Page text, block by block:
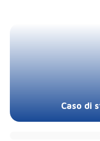
Caso di